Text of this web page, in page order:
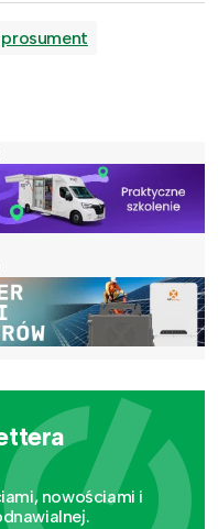
prosument
nowościami i